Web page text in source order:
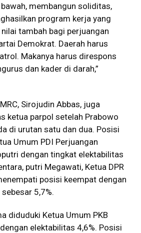
membangun soliditas,
program kerja yang
tambah bagi perjuangan
Demokrat. Daerah harus
Makanya harus direspons
dan kader di darah,”
Sirojudin Abbas, juga
ketua parpol setelah Prabowo
di urutan satu dan dua. Posisi
Umum PDI Perjuangan
dengan tingkat elektabilitas
putri Megawati, Ketua DPR
posisi keempat dengan
5,7%.
diduduki Ketua Umum PKB
elektabilitas 4,6%. Posisi